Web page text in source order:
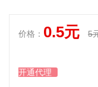
价格： 0.5元 5
开通代理